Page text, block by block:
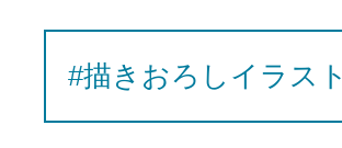
#描きおろしイラスト